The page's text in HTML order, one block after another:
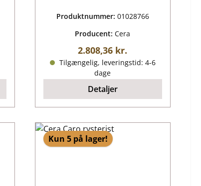
Produktnummer: 01028766
Producent:Cera
Almindelig pris:
2.808,36 kr.
Tilgængelig, leveringstid: 4-6
dage
Detaljer
Kun 5 på lager!